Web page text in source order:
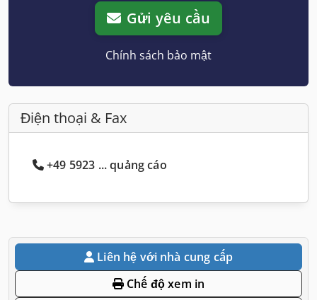
Gửi yêu cầu
Chính sách bảo mật
Điện thoại & Fax
+49 5923 ... quảng cáo
Liên hệ với nhà cung cấp
Chế độ xem in